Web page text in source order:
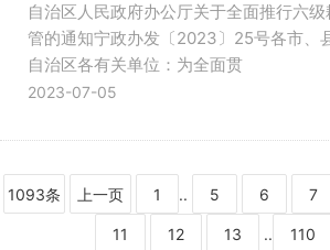
自治区人民政府办公厅关于全面推行六
管的通知宁政办发〔2023〕25号各市、
自治区各有关单位：为全面贯
2023-07-05
1093条 上一页 1 .. 5 6 7
11 12 13 .. 110